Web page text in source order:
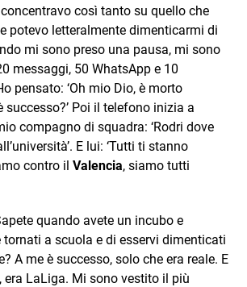
così tanto su quello che
potevo letteralmente dimenticarmi di
mi sono preso una pausa, mi sono
messaggi, 50 WhatsApp e 10
pensato: ‘Oh mio Dio, è morto
successo?’ Poi il telefono inizia a
compagno di squadra: ‘Rodri dove
E lui: ‘Tutti ti stanno
contro il Valencia, siamo tutti
quando avete un incubo e
tornati a scuola e di esservi dimenticati
A me è successo, solo che era reale. E
era LaLiga. Mi sono vestito il più